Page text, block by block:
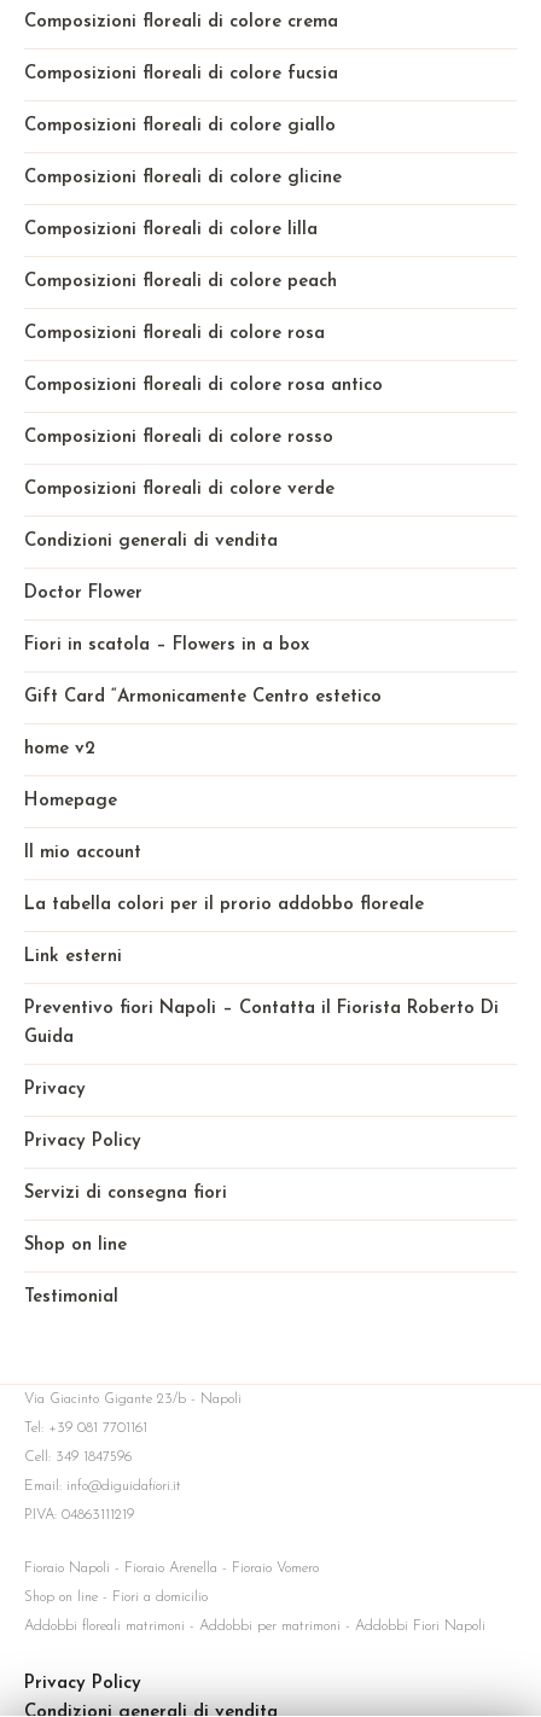
Composizioni floreali di colore crema
Composizioni floreali di colore fucsia
Composizioni floreali di colore giallo
Composizioni floreali di colore glicine
Composizioni floreali di colore lilla
Composizioni floreali di colore peach
Composizioni floreali di colore rosa
Composizioni floreali di colore rosa antico
Composizioni floreali di colore rosso
Composizioni floreali di colore verde
Condizioni generali di vendita
Doctor Flower
Fiori in scatola – Flowers in a box
Gift Card “Armonicamente Centro estetico
home v2
Homepage
Il mio account
La tabella colori per il prorio addobbo floreale
Link esterni
Preventivo fiori Napoli – Contatta il Fiorista Roberto Di
Guida
Privacy
Privacy Policy
Servizi di consegna fiori
Shop on line
Testimonial
Via Giacinto Gigante 23/b - Napoli
Tel: +39 081 7701161
Cell: 349 1847596
Email: info@diguidafiori.it
P.IVA: 04863111219
Fioraio Napoli - Fioraio Arenella - Fioraio Vomero
Shop on line - Fiori a domicilio
Addobbi floreali matrimoni - Addobbi per matrimoni - Addobbi Fiori Napoli
Privacy Policy
Condizioni generali di vendita